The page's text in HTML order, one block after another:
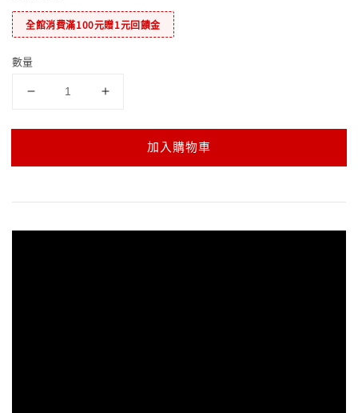
全館消費滿100元贈1元回饋金
數量
加入購物車